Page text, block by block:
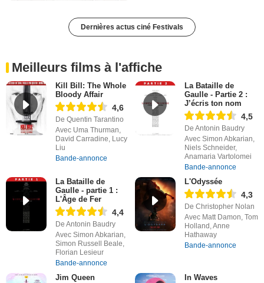
Dernières actus ciné Festivals
Meilleurs films à l'affiche
Kill Bill: The Whole
Bloody Affair
4,6
De Quentin Tarantino
Avec Uma Thurman,
David Carradine, Lucy
Liu
Bande-annonce
La Bataille de
Gaulle - Partie 2 :
J’écris ton nom
4,5
De Antonin Baudry
Avec Simon Abkarian,
Niels Schneider,
Anamaria Vartolomei
Bande-annonce
La Bataille de
Gaulle - partie 1 :
L'Âge de Fer
4,4
De Antonin Baudry
Avec Simon Abkarian,
Simon Russell Beale,
Florian Lesieur
Bande-annonce
L'Odyssée
4,3
De Christopher Nolan
Avec Matt Damon, Tom
Holland, Anne
Hathaway
Bande-annonce
Jim Queen In Waves